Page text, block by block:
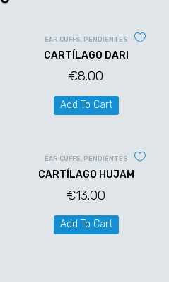
EAR CUFFS, PENDIENTES
CARTÍLAGO DARI
€8.00
Add To Cart
EAR CUFFS, PENDIENTES
CARTÍLAGO HUJAM
€13.00
Add To Cart